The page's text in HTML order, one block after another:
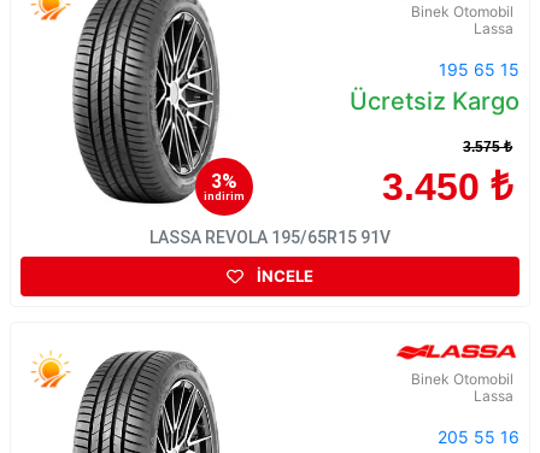
3%
indirim
Binek Otomobil
Lassa
195 65 15
Ücretsiz Kargo
3.575 ₺
3.450 ₺
LASSA REVOLA 195/65R15 91V
İNCELE
Binek Otomobil
Lassa
205 55 16